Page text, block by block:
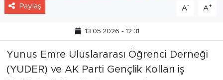
Paylaş A- A+
13.05.2026 - 12:31
Yunus Emre Uluslararası Öğrenci Derneği
(YUDER) ve AK Parti Gençlik Kolları iş